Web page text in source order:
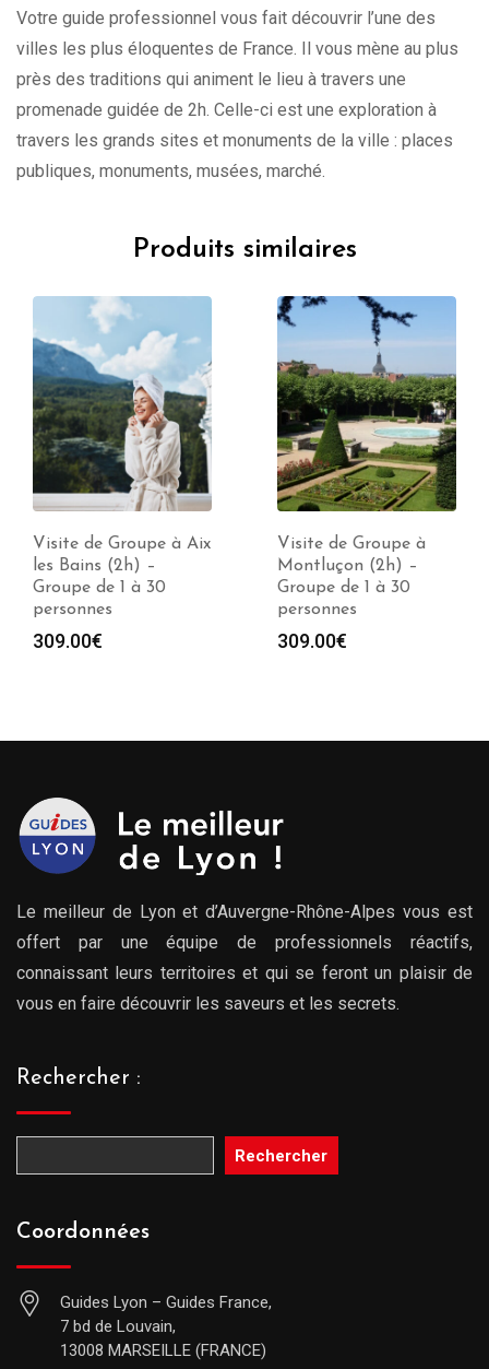
Votre guide professionnel vous fait découvrir l’une des
villes les plus éloquentes de France. Il vous mène au plus
près des traditions qui animent le lieu à travers une
promenade guidée de 2h. Celle-ci est une exploration à
travers les grands sites et monuments de la ville : places
publiques, monuments, musées, marché.
Produits similaires
Visite de Groupe à Aix
les Bains (2h) –
Groupe de 1 à 30
personnes
309.00€
Visite de Groupe à
Montluçon (2h) –
Groupe de 1 à 30
personnes
309.00€
Le meilleur de Lyon et d’Auvergne-Rhône-Alpes vous est
offert par une équipe de professionnels réactifs,
connaissant leurs territoires et qui se feront un plaisir de
vous en faire découvrir les saveurs et les secrets.
Rechercher :
Rechercher
Coordonnées
Guides Lyon – Guides France,
7 bd de Louvain,
13008 MARSEILLE (FRANCE)